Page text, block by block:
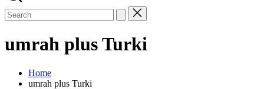
umrah plus Turki
Home
umrah plus Turki